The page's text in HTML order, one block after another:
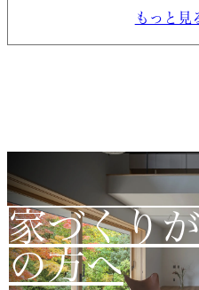
もっと見
家づくり
の方へ